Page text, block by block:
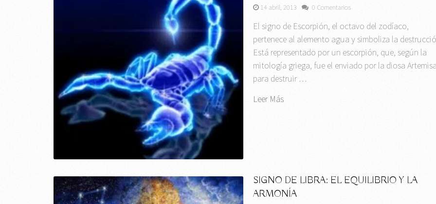
14 abril, 2013 0 Comentarios
El signo de Escorpión, el octavo del zodíaco,
pertenece al alemento agua y simboliza la
Está representado por un escorpión, que, según la
mitología griega, fue el enviado por la diosa
para destruir …
Leer Más
SIGNO DE LIBRA: EL EQUILIBRIO Y LA
ARMONÍA